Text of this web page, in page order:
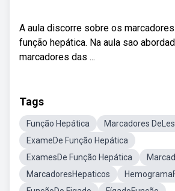
A aula discorre sobre os
função hepática. Na aula sao
marcadores das ...
Tags
Função Hepática
Marcadores
ExameDe Função Hepática
ExamesDe Função Hepática
MarcadoresHepaticos